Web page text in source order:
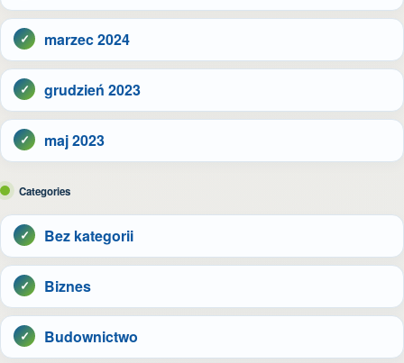
marzec 2024
grudzień 2023
maj 2023
Categories
Bez kategorii
Biznes
Budownictwo